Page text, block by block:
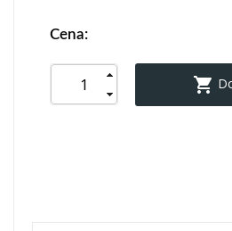
Cena:
